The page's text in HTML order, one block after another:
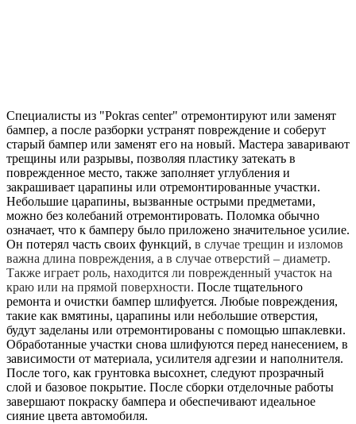
Специалисты из "Pokras center" отремонтируют или заменят
бампер, а после разборки устранят повреждение и соберут
старый бампер или заменят его на новый. Мастера заваривают
трещины или разрывы, позволяя пластику затекать в
поврежденное место, также заполняет углубления и
закрашивает царапины или отремонтированные участки.
Небольшие царапины, вызванные острыми предметами,
можно без колебаний отремонтировать. Поломка обычно
означает, что к бамперу было приложено значительное усилие.
Он потерял часть своих функций, в случае трещин и изломов
важна длина повреждения, а в случае отверстий – диаметр.
Также играет роль, находится ли поврежденный участок на
краю или на прямой поверхности. После тщательного
ремонта и очистки бампер шлифуется. Любые повреждения,
такие как вмятины, царапины или небольшие отверстия,
будут заделаны или отремонтированы с помощью шпаклевки.
Обработанные участки снова шлифуются перед нанесением, в
зависимости от материала, усилителя адгезии и наполнителя.
После того, как грунтовка высохнет, следуют прозрачный
слой и базовое покрытие. После сборки отделочные работы
завершают покраску бампера и обеспечивают идеальное
сияние цвета автомобиля.